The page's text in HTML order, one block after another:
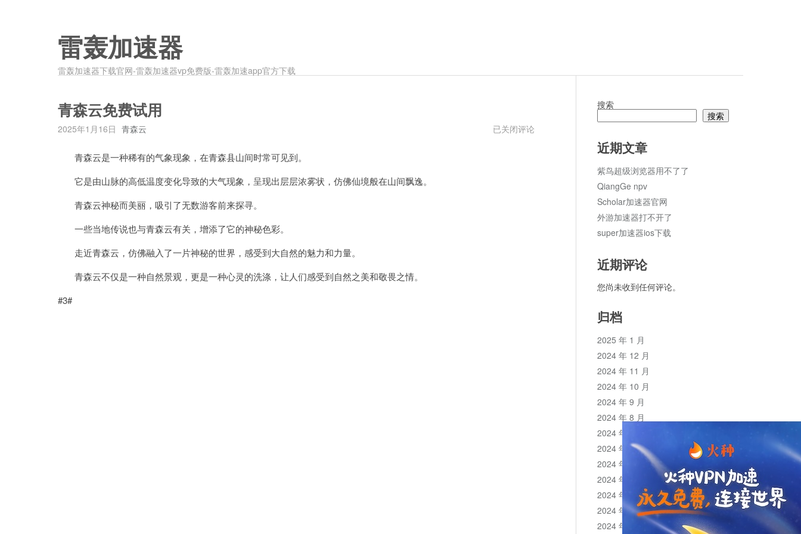
雷轰加速器
雷轰加速器下载官网-雷轰加速器vp免费版-雷轰加速app官方下载
青森云免费试用
2025年1月16日 青森云
青
已关闭评论
青森云是一种稀有的气象现象，在青森县山间时常可见到。
它是由山脉的高低温度变化导致的大气现象，呈现出层层浓雾状，仿佛仙境般在山间飘逸。
青森云神秘而美丽，吸引了无数游客前来探寻。
一些当地传说也与青森云有关，增添了它的神秘色彩。
走近青森云，仿佛融入了一片神秘的世界，感受到大自然的魅力和力量。
青森云不仅是一种自然景观，更是一种心灵的洗涤，让人们感受到自然之美和敬畏之情。
#3#
搜索
搜索
近期文章
紫鸟超级浏览器用不了了
QiangGe npv
Scholar加速器官网
外游加速器打不开了
super加速器ios下载
近期评论
您尚未收到任何评论。
归档
2025 年 1 月
2024 年 12 月
2024 年 11 月
2024 年 10 月
2024 年 9 月
2024 年 8 月
2024 年 7 月
2024 年 6 月
2024 年 5 月
2024 年 4 月
2024 年 3 月
2024 年 2 月
2024 年 1 月